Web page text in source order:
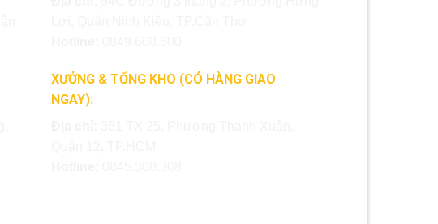
XƯỞNG & TỔNG KHO (CÓ HÀNG GIAO
NGAY):